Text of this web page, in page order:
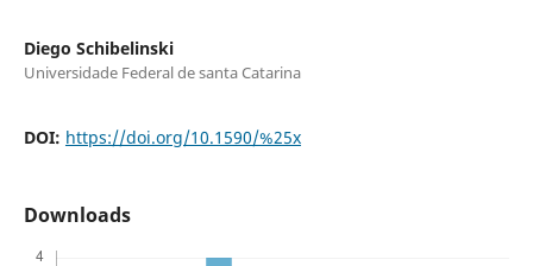
Diego Schibelinski
Universidade Federal de santa Catarina
DOI: https://doi.org/10.1590/%25x
Downloads